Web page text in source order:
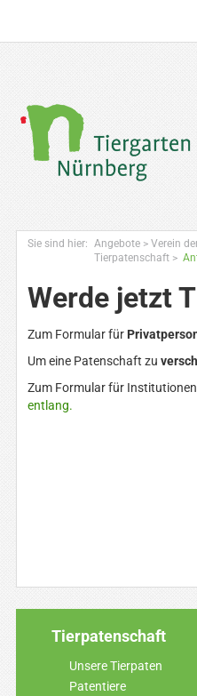
Entdecken
Zoowissen & Co
Angebote
Sie sind hier: Angebote> Verein
Tierpatenschaft>
Werde jetzt
Zum Formular für
Um eine Patenschaft zu
Zum Formular für
entlang.
Tierpatenschaft
Unsere Tierpaten
Patentiere